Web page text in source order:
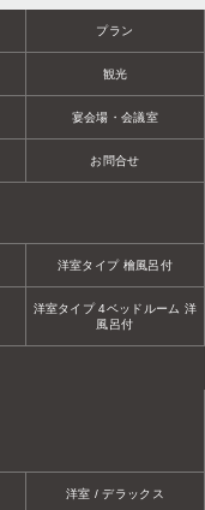
プラン
観光
宴会場・会議室
お問合せ
洋室タイプ 檜風呂付
洋室タイプ 4ベッドルーム 洋
風呂付
洋室 / デラックス